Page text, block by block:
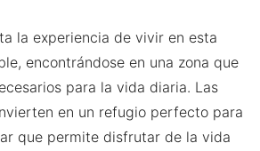
la experiencia de vivir en esta
encontrándose en una zona que
para la vida diaria. Las
en un refugio perfecto para
que permite disfrutar de la vida